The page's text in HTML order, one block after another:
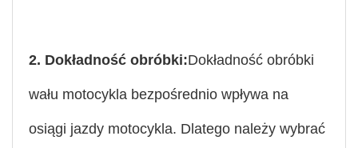
2. Dokładność obróbki:Dokładność obróbki
wału motocykla bezpośrednio wpływa na
osiągi jazdy motocykla. Dlatego należy wybrać